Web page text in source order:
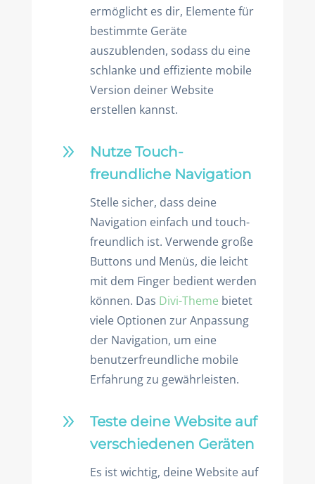
ermöglicht es dir, Elemente für
bestimmte Geräte
auszublenden, sodass du eine
schlanke und effiziente mobile
Version deiner Website
erstellen kannst.
9
Nutze Touch-
freundliche Navigation
Stelle sicher, dass deine
Navigation einfach und touch-
freundlich ist. Verwende große
Buttons und Menüs, die leicht
mit dem Finger bedient werden
können. Das Divi-Theme bietet
viele Optionen zur Anpassung
der Navigation, um eine
benutzerfreundliche mobile
Erfahrung zu gewährleisten.
9
Teste deine Website auf
verschiedenen Geräten
Es ist wichtig, deine Website auf